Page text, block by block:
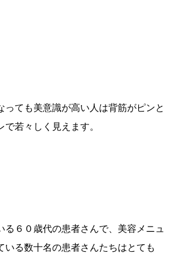
っても美意識が高い人は背筋がピンと
で若々しく見えます。
る６０歳代の患者さんで、美容メニュ
いる数十名の患者さんたちはとても